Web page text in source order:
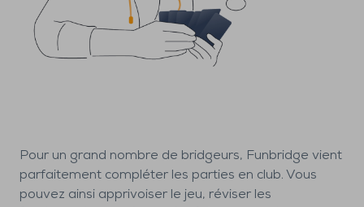
Pour un grand nombre de bridgeurs, Funbridge vient
parfaitement compléter les parties en club. Vous
pouvez ainsi apprivoiser le jeu, réviser les